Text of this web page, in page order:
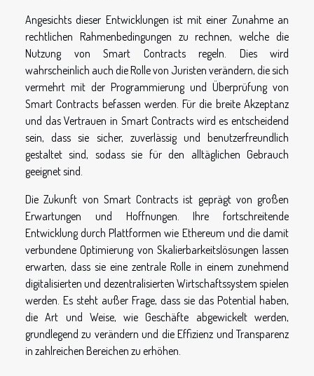
Angesichts dieser Entwicklungen ist mit einer Zunahme an
rechtlichen Rahmenbedingungen zu rechnen, welche die
Nutzung von Smart Contracts regeln. Dies wird
wahrscheinlich auch die Rolle von Juristen verändern, die sich
vermehrt mit der Programmierung und Überprüfung von
Smart Contracts befassen werden. Für die breite Akzeptanz
und das Vertrauen in Smart Contracts wird es entscheidend
sein, dass sie sicher, zuverlässig und benutzerfreundlich
gestaltet sind, sodass sie für den alltäglichen Gebrauch
geeignet sind.
Die Zukunft von Smart Contracts ist geprägt von großen
Erwartungen und Hoffnungen. Ihre fortschreitende
Entwicklung durch Plattformen wie Ethereum und die damit
verbundene Optimierung von Skalierbarkeitslösungen lassen
erwarten, dass sie eine zentrale Rolle in einem zunehmend
digitalisierten und dezentralisierten Wirtschaftssystem spielen
werden. Es steht außer Frage, dass sie das Potential haben,
die Art und Weise, wie Geschäfte abgewickelt werden,
grundlegend zu verändern und die Effizienz und Transparenz
in zahlreichen Bereichen zu erhöhen.